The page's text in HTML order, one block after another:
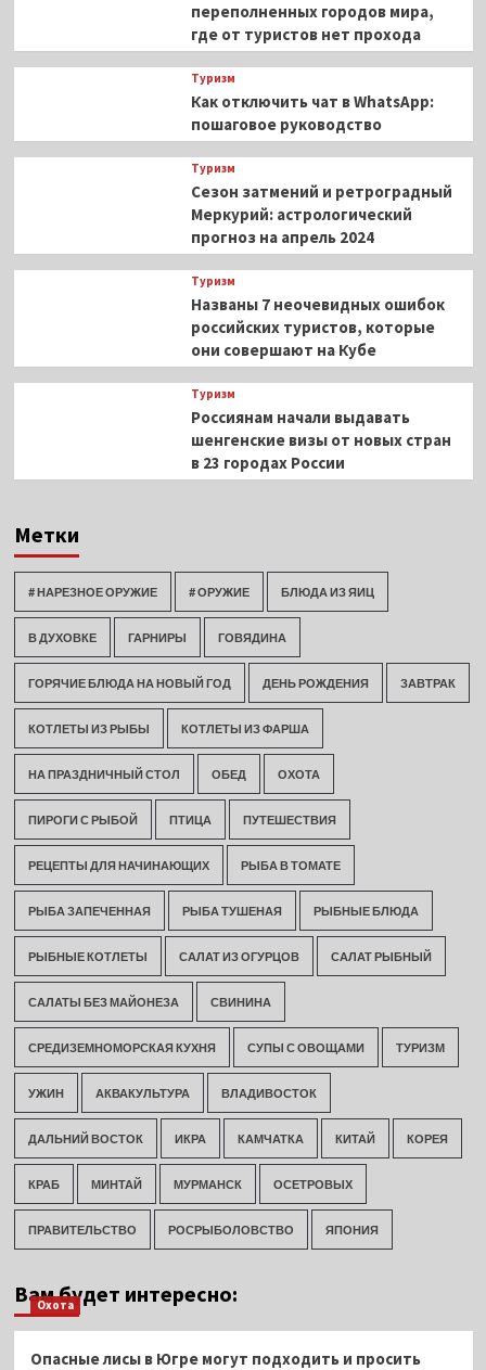
переполненных городов мира,
где от туристов нет прохода
Туризм
Как отключить чат в WhatsApp:
пошаговое руководство
Туризм
Сезон затмений и ретроградный
Меркурий: астрологический
прогноз на апрель 2024
Туризм
Названы 7 неочевидных ошибок
российских туристов, которые
они совершают на Кубе
Туризм
Россиянам начали выдавать
шенгенские визы от новых стран
в 23 городах России
Метки
# НАРЕЗНОЕ ОРУЖИЕ # ОРУЖИЕ БЛЮДА ИЗ ЯИЦ
В ДУХОВКЕ ГАРНИРЫ ГОВЯДИНА
ГОРЯЧИЕ БЛЮДА НА НОВЫЙ ГОД ДЕНЬ РОЖДЕНИЯ ЗАВТРАК
КОТЛЕТЫ ИЗ РЫБЫ КОТЛЕТЫ ИЗ ФАРША
НА ПРАЗДНИЧНЫЙ СТОЛ ОБЕД ОХОТА
ПИРОГИ С РЫБОЙ ПТИЦА ПУТЕШЕСТВИЯ
РЕЦЕПТЫ ДЛЯ НАЧИНАЮЩИХ РЫБА В ТОМАТЕ
РЫБА ЗАПЕЧЕННАЯ РЫБА ТУШЕНАЯ РЫБНЫЕ БЛЮДА
РЫБНЫЕ КОТЛЕТЫ САЛАТ ИЗ ОГУРЦОВ САЛАТ РЫБНЫЙ
САЛАТЫ БЕЗ МАЙОНЕЗА СВИНИНА
СРЕДИЗЕМНОМОРСКАЯ КУХНЯ СУПЫ С ОВОЩАМИ ТУРИЗМ
УЖИН АКВАКУЛЬТУРА ВЛАДИВОСТОК
ДАЛЬНИЙ ВОСТОК ИКРА КАМЧАТКА КИТАЙ КОРЕЯ
КРАБ МИНТАЙ МУРМАНСК ОСЕТРОВЫХ
ПРАВИТЕЛЬСТВО РОСРЫБОЛОВСТВО ЯПОНИЯ
Вам будет интересно:
Охота
Опасные лисы в Югре могут подходить и просить